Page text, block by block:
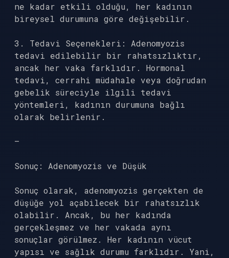
ne kadar etkili olduğu, her kadının
bireysel durumuna göre değişebilir.
3. Tedavi Seçenekleri: Adenomyozis
tedavi edilebilir bir rahatsızlıktır,
ancak her vaka farklıdır. Hormonal
tedavi, cerrahi müdahale veya doğrudan
gebelik süreciyle ilgili tedavi
yöntemleri, kadının durumuna bağlı
olarak belirlenir.
—
Sonuç: Adenomyozis ve Düşük
Sonuç olarak, adenomyozis gerçekten de
düşüğe yol açabilecek bir rahatsızlık
olabilir. Ancak, bu her kadında
gerçekleşmez ve her vakada aynı
sonuçlar görülmez. Her kadının vücut
yapısı ve sağlık durumu farklıdır. Yani,